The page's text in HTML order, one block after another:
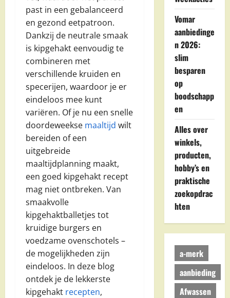
past in een gebalanceerd
en gezond eetpatroon.
Dankzij de neutrale smaak
is kipgehakt eenvoudig te
combineren met
verschillende kruiden en
specerijen, waardoor je er
eindeloos mee kunt
variëren. Of je nu een snelle
doordeweekse maaltijd wilt
bereiden of een
uitgebreide
maaltijdplanning maakt,
een goed kipgehakt recept
mag niet ontbreken. Van
smaakvolle
kipgehaktballetjes tot
kruidige burgers en
voedzame ovenschotels –
de mogelijkheden zijn
eindeloos. In deze blog
ontdek je de lekkerste
kipgehakt recepten,
Vomar
aanbiedinge
n 2026:
slim
besparen
op
boodschapp
en
Alles over
winkels,
producten,
hobby’s en
praktische
zoekopdrac
hten
a-merk
aanbieding
Afwassen